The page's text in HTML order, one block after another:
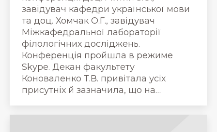
завідувач кафедри української мови
та доц. Хомчак О.Г., завідувач
Міжкафедральної лабораторії
філологічних досліджень.
Конференція пройшла в режиме
Skype. Декан факультету
Коноваленко Т.В. привітала усіх
присутніх й зазначила, що на…